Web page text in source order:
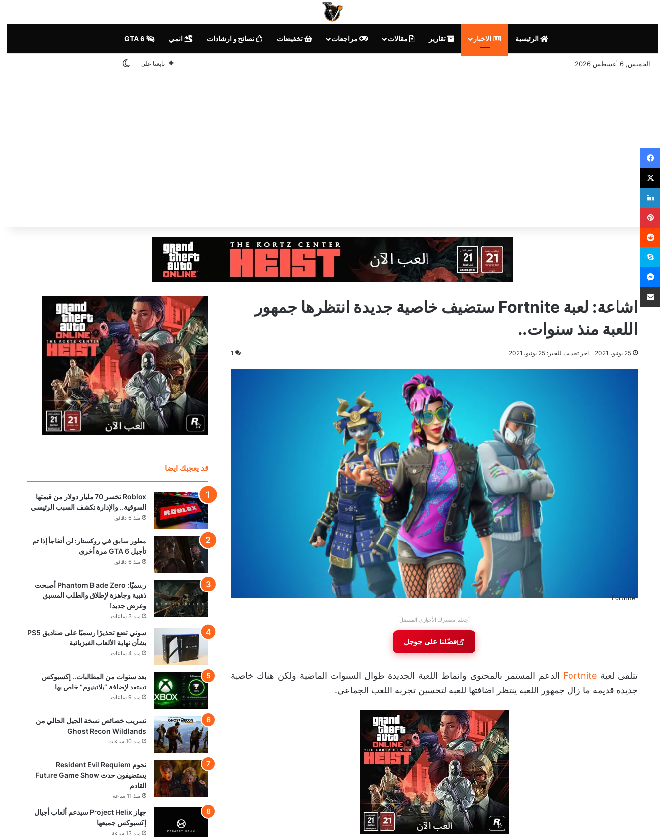
الرئيسية الاخبار تقارير مقالات مراجعات تخفيضات نصائح و ارشادات انمي
الخميس, 6 أغسطس 2026 تابعنا على الوضع المظلم
اشاعة: لعبة Fortnite ستضيف خاصية جديدة انتظرها جمهور
اللعبة منذ سنوات..
25 يونيو، 2021 اخر تحديث للخبر: 25 يونيو، 2021 1
Fortnite
أجعلنا مصدرك الأخباري المفضل
فضّلنا على جوجل
تتلقى لعبة Fortnite الدعم المستمر بالمحتوى وانماط اللعبة الجديدة طوال السنوات الماضية ولكن هناك خاصية
جديدة قديمة ما زال جمهور اللعبة ينتظر اضافتها للعبة لتحسين تجربة اللعب الجماعي.
قد يعجبك ايضا
Roblox تخسر 70 مليار دولار من قيمتها
السوقية.. والإدارة تكشف السبب الرئيسي
منذ 6 دقائق
مطور سابق في روكستار: لن أتفاجأ إذا تم
تأجيل GTA 6 مرة أخرى
منذ 6 دقائق
رسميًا: Phantom Blade Zero أصبحت
ذهبية وجاهزة لإطلاق والطلب المسبق
وعرض جديد!
منذ 3 ساعات
سوني تضع تحذيرًا رسميًا على صناديق PS5
بشأن نهاية الألعاب الفيزيائية
منذ 4 ساعات
بعد سنوات من المطالبات.. إكسبوكس
تستعد لإضافة “بلاتينيوم” خاص بها
منذ 9 ساعات
تسريب خصائص نسخة الجيل الحالي من
Ghost Recon Wildlands
منذ 10 ساعات
نجوم Resident Evil Requiem
يستضيفون حدث Future Game Show
القادم
منذ 11 ساعة
جهاز Project Helix سيدعم ألعاب أجيال
إكسبوكس جميعها
منذ 13 ساعة
فيسبوك
‫X
لينكدإن
بينتيريست
سكايب
ماسنجر
مشاركة عبر البريد